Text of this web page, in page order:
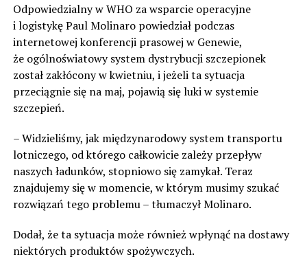
Odpowiedzialny w WHO za wsparcie operacyjne
i logistykę Paul Molinaro powiedział podczas
internetowej konferencji prasowej w Genewie,
że ogólnoświatowy system dystrybucji szczepionek
został zakłócony w kwietniu, i jeżeli ta sytuacja
przeciągnie się na maj, pojawią się luki w systemie
szczepień.
– Widzieliśmy, jak międzynarodowy system transportu
lotniczego, od którego całkowicie zależy przepływ
naszych ładunków, stopniowo się zamykał. Teraz
znajdujemy się w momencie, w którym musimy szukać
rozwiązań tego problemu – tłumaczył Molinaro.
Dodał, że ta sytuacja może również wpłynąć na dostawy
niektórych produktów spożywczych.